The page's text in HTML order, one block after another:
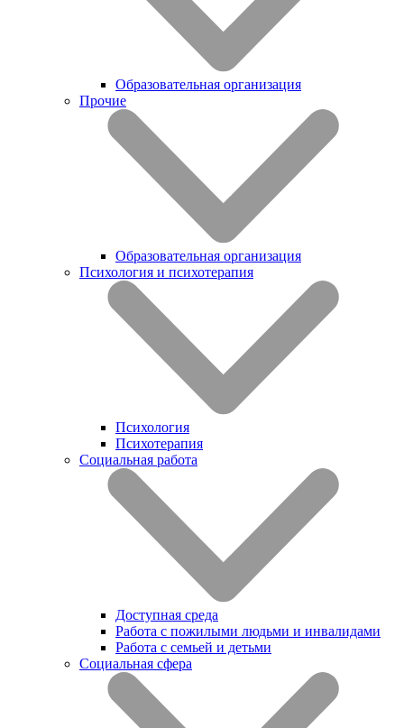
Образовательная организация
Прочие
Образовательная организация
Психология и психотерапия
Психология
Психотерапия
Социальная работа
Доступная среда
Работа с пожилыми людьми и инвалидами
Работа с семьей и детьми
Социальная сфера